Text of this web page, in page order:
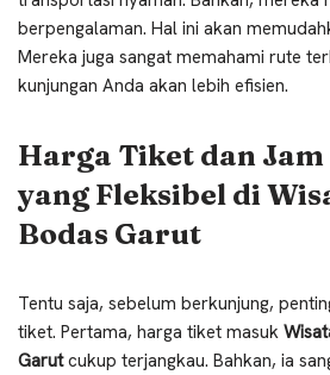
berpengalaman. Hal ini akan
Mereka juga sangat memahami rute
kunjungan Anda akan lebih efisien.
Harga Tiket dan
yang Fleksibel di
Bodas Garut
Tentu saja, sebelum berkunjung,
tiket. Pertama, harga tiket masuk
Garutcukup terjangkau. Bahkan, ia